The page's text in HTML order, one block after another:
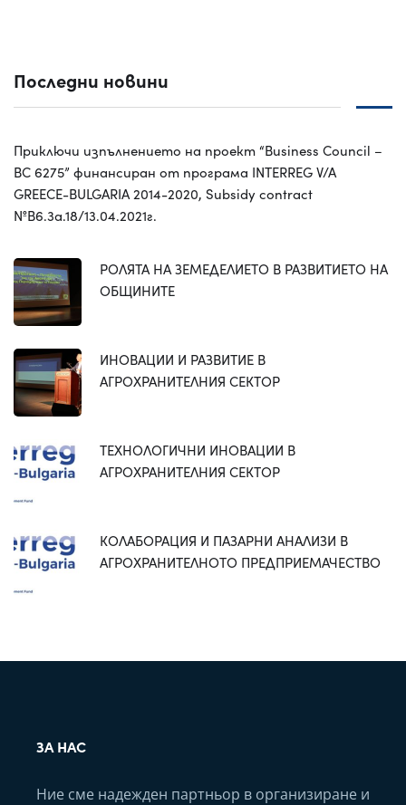
Последни новини
Приключи изпълнението на проект “Business Council –
BC 6275” финансиран от програма INTERREG V/A
GREECE-BULGARIA 2014-2020, Subsidy contract
№B6.3a.18/13.04.2021г.
РОЛЯТА НА ЗЕМЕДЕЛИЕТО В РАЗВИТИЕТО НА
ОБЩИНИТЕ
ИНОВАЦИИ И РАЗВИТИЕ В
АГРОХРАНИТЕЛНИЯ СЕКТОР
ТЕХНОЛОГИЧНИ ИНОВАЦИИ В
АГРОХРАНИТЕЛНИЯ СЕКТОР
КОЛАБОРАЦИЯ И ПАЗАРНИ АНАЛИЗИ В
АГРОХРАНИТЕЛНОТО ПРЕДПРИЕМАЧЕСТВО
ЗА НАС
Ние сме надежден партньор в организиране и